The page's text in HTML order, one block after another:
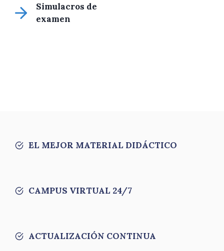
Simulacros de
examen
EL MEJOR MATERIAL DIDÁCTICO
CAMPUS VIRTUAL 24/7
ACTUALIZACIÓN CONTINUA